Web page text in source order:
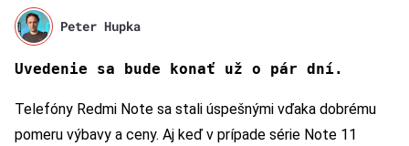
Peter Hupka
Uvedenie sa bude konať už o pár dní.
Telefóny Redmi Note sa stali úspešnými vďaka dobrému
pomeru výbavy a ceny. Aj keď v prípade série Note 11